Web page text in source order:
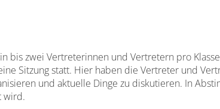
bis zwei Vertreterinnen und Vertretern pro
Sitzung statt. Hier haben die Vertreter und
und aktuelle Dinge zu diskutieren. In
wird.